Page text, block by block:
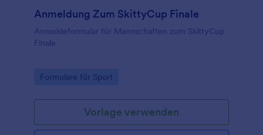
Anmeldung Zum SkittyCup Finale
Anmeldeformular für Mannschaften zum SkittyCup
Finale
Go to Category:
Formulare für Sport
Vorlage verwenden